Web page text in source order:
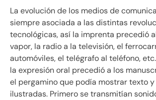
La evolución de los medios de
siempre asociada a las distintas
tecnológicas, así la imprenta precedió
vapor, la radio a la televisión, el
automóviles, el telégrafo al teléfono,
la expresión oral precedió a los
el pergamino que podía mostrar texto
ilustradas. Primero se transmitían